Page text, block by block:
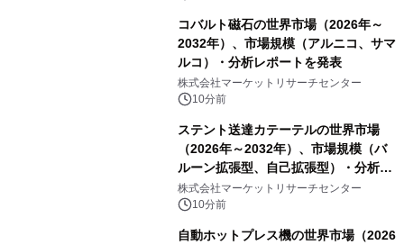
コバルト磁石の世界市場（2026年～
2032年）、市場規模（アルニコ、サマ
ルコ）・分析レポートを発表
株式会社マーケットリサーチセンター
10分前
ステント送達カテーテルの世界市場
（2026年～2032年）、市場規模（バ
ルーン拡張型、自己拡張型）・分析レ
ポートを発表
株式会社マーケットリサーチセンター
10分前
自動ホットプレス機の世界市場（2026